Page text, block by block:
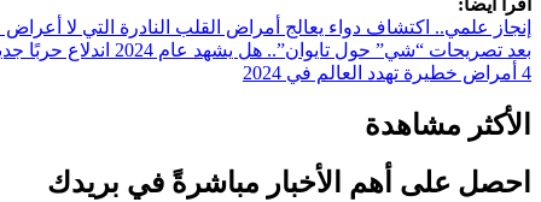
اقرأ أيضاً:
إنجاز علمي.. اكتشاف دواء يعالج أمراض القلب النادرة التي لا أعراض
بعد تصريحات “شي” حول تايوان”.. هل يشهد عام 2024 اندلاع حربًا جديدة
4 أمراض خطيرة تهدد العالم في 2024
الأكثر مشاهدة
احصل على أهم الأخبار مباشرةً في بريدك